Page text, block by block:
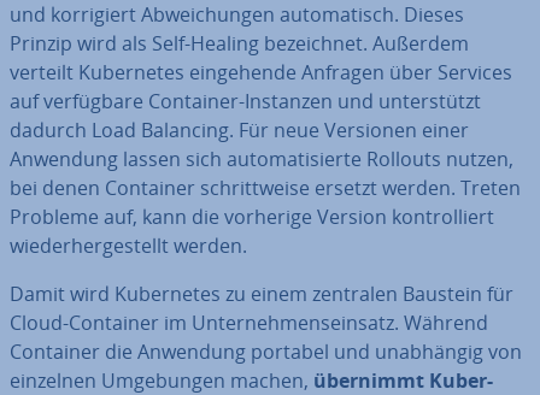
und kor­ri­giert Ab­wei­chun­gen au­to­ma­tisch. Dieses
Prinzip wird als Self-Healing be­zeich­net. Außerdem
verteilt Ku­ber­netes ein­ge­hen­de Anfragen über Services
auf ver­füg­ba­re Container-Instanzen und un­ter­stützt
dadurch Load Balancing. Für neue Versionen einer
Anwendung lassen sich au­to­ma­ti­sier­te Rollouts nutzen,
bei denen Container schritt­wei­se ersetzt werden. Treten
Probleme auf, kann die vorherige Version kon­trol­liert
wie­der­her­ge­stellt werden.
Damit wird Ku­ber­netes zu einem zentralen Baustein für
Cloud-Container im Un­ter­neh­mens­ein­satz. Während
Container die Anwendung portabel und un­ab­hän­gig von
einzelnen Um­ge­bun­gen machen, übernimmt Ku­ber­